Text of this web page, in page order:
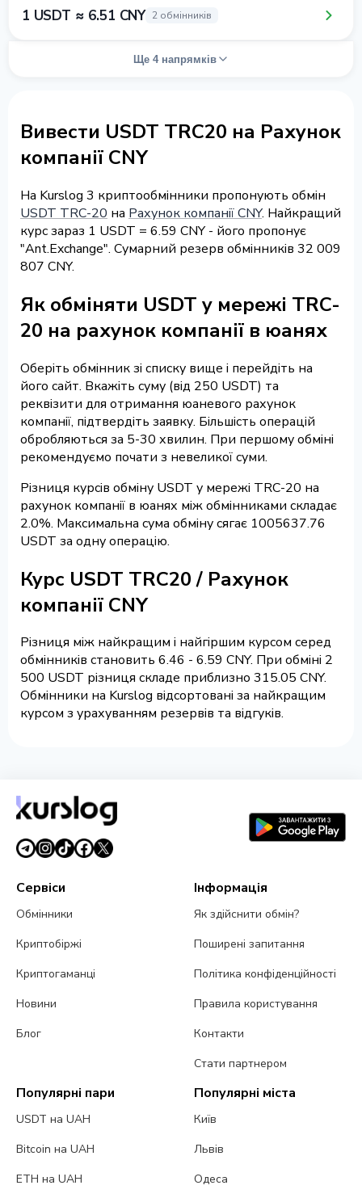
1 USDT ≈ 6.51 CNY 2 обмінників
Ще 4 напрямків
Вивести USDT TRC20 на Рахунок
компанії CNY
На Kurslog 3 криптообмінники пропонують обмін
USDT TRC-20 на Рахунок компанії CNY. Найкращий
курс зараз 1 USDT = 6.59 CNY - його пропонує
"Ant.Exchange". Сумарний резерв обмінників 32 009
807 CNY.
Як обміняти USDT у мережі TRC-
20 на рахунок компанії в юанях
Оберіть обмінник зі списку вище і перейдіть на
його сайт. Вкажіть суму (від 250 USDT) та
реквізити для отримання юаневого рахунок
компанії, підтвердіть заявку. Більшість операцій
обробляються за 5-30 хвилин. При першому обміні
рекомендуємо почати з невеликої суми.
Різниця курсів обміну USDT у мережі TRC-20 на
рахунок компанії в юанях між обмінниками складає
2.0%. Максимальна сума обміну сягає 1005637.76
USDT за одну операцію.
Курс USDT TRC20 / Рахунок
компанії CNY
Різниця між найкращим і найгіршим курсом серед
обмінників становить 6.46 - 6.59 CNY. При обміні 2
500 USDT різниця складе приблизно 315.05 CNY.
Обмінники на Kurslog відсортовані за найкращим
курсом з урахуванням резервів та відгуків.
Сервіси
Обмінники
Криптобіржі
Криптогаманці
Новини
Блог
Інформація
Як здійснити обмін?
Поширені запитання
Політика конфіденційності
Правила користування
Контакти
Стати партнером
Популярні пари
USDT на UAH
Bitcoin на UAH
ETH на UAH
Популярні міста
Київ
Львів
Одеса